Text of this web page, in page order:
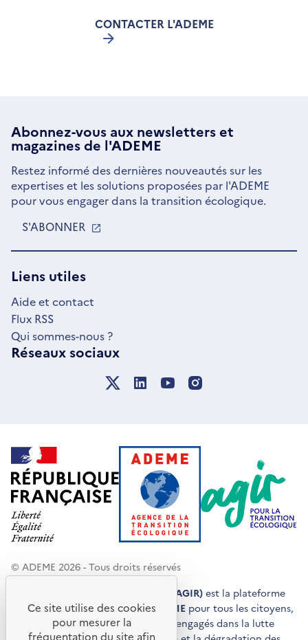
CONTACTER L'ADEME
Abonnez-vous aux newsletterset
magazines de l'ADEME
Restez informé des dernières nouveautés sur les
expertises et les solutions proposées par l'ADEME
pour vous engager dans la transition écologique.
S'ABONNER
UNE
Liens utiles
Aide et contact
Flux RSS
Qui sommes-nous ?
Réseaux sociaux
© ADEME 2026 - Tous droits réservés
Agir pour la transition écologique (AGIR) est la plateforme
de conseils et de services de l'ADEME pour tous les citoyens,
acteurs économiques et territoires engagés dans la lutte
Ce site utilise des cookies
pour mesurer la
fréquentation du site afin